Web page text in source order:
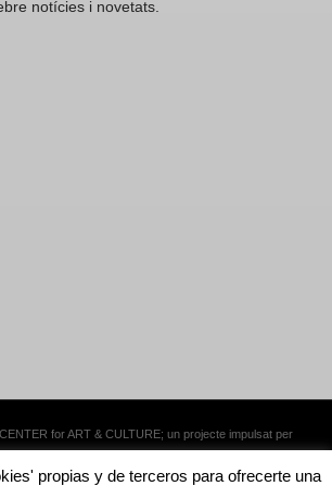
notícies i novetats.
for ART & CULTURE; un projecte impulsat per
propias y de terceros para ofrecerte una